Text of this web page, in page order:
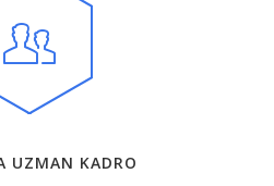
UZMAN KADRO